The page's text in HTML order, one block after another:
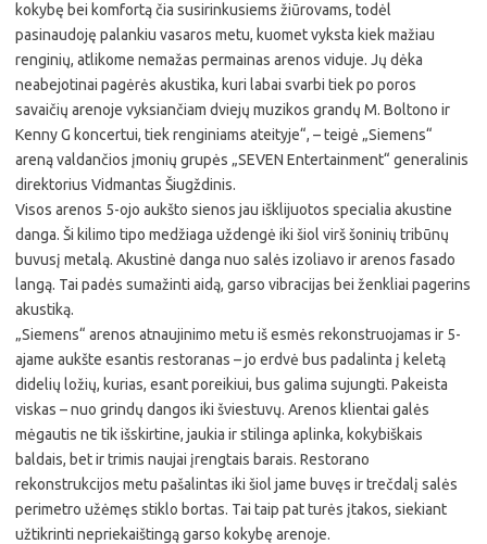
kokybę bei komfortą čia susirinkusiems žiūrovams, todėl
pasinaudoję palankiu vasaros metu, kuomet vyksta kiek mažiau
renginių, atlikome nemažas permainas arenos viduje. Jų dėka
neabejotinai pagėrės akustika, kuri labai svarbi tiek po poros
savaičių arenoje vyksiančiam dviejų muzikos grandų M. Boltono ir
Kenny G koncertui, tiek renginiams ateityje“, – teigė „Siemens“
areną valdančios įmonių grupės „SEVEN Entertainment“ generalinis
direktorius Vidmantas Šiugždinis.
Visos arenos 5-ojo aukšto sienos jau išklijuotos specialia akustine
danga. Ši kilimo tipo medžiaga uždengė iki šiol virš šoninių tribūnų
buvusį metalą. Akustinė danga nuo salės izoliavo ir arenos fasado
langą. Tai padės sumažinti aidą, garso vibracijas bei ženkliai pagerins
akustiką.
„Siemens“ arenos atnaujinimo metu iš esmės rekonstruojamas ir 5-
ajame aukšte esantis restoranas – jo erdvė bus padalinta į keletą
didelių ložių, kurias, esant poreikiui, bus galima sujungti. Pakeista
viskas – nuo grindų dangos iki šviestuvų. Arenos klientai galės
mėgautis ne tik išskirtine, jaukia ir stilinga aplinka, kokybiškais
baldais, bet ir trimis naujai įrengtais barais. Restorano
rekonstrukcijos metu pašalintas iki šiol jame buvęs ir trečdalį salės
perimetro užėmęs stiklo bortas. Tai taip pat turės įtakos, siekiant
užtikrinti nepriekaištingą garso kokybę arenoje.